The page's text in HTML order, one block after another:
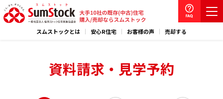
スムストックとは 安心R住宅 お客様の声 売却する
資料請求・見学予約